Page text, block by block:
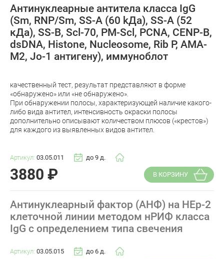
Антинуклеарные антитела класса IgG
(Sm, RNP/Sm, SS-A (60 kДа), SS-A (52
кДа), SS-B, Scl-70, PM-Scl, PCNA, CENР-B,
dsDNA, Histone, Nucleosome, Rib P, AMA-
M2, Jo-1 антигену), иммуноблот
качественный тест, результат представляют в форме
«обнаружено» или «не обнаружено».
При обнаружении полосы, характеризующей наличие какого-
либо вида антител, интенсивность окраски полосы
дополнительно описывают количеством плюсов («крестов»)
для каждого из выявленных видов антител.
Артикул: 03.05.011 до 9 д.
3880 ₽ В КОРЗИНУ
Антинуклеарный фактор (АНФ) на HEp-2
клеточной линии методом нРИФ класса
IgG с определением типа свечения
Артикул: 03.05.015 до 6 д.